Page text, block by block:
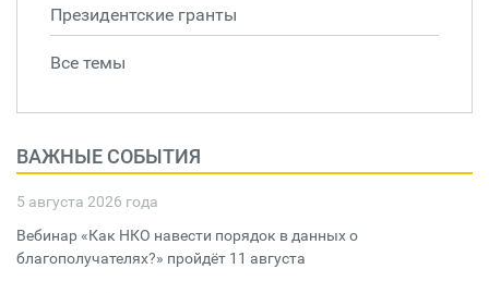
Президентские гранты
Все темы
ВАЖНЫЕ СОБЫТИЯ
5 августа 2026 года
Вебинар «Как НКО навести порядок в данных о
благополучателях?» пройдёт 11 августа